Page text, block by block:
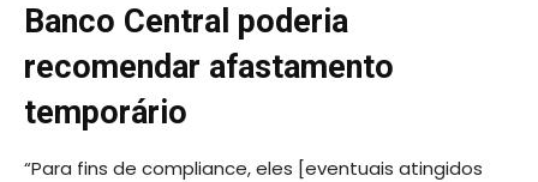
Banco Central poderia
recomendar afastamento
temporário
“Para fins de compliance, eles [eventuais atingidos